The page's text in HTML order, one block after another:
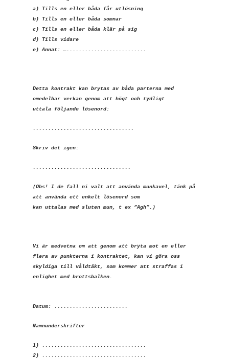
a) Tills en eller båda får utlösning
b) Tills en eller båda somnar
c) Tills en eller båda klär på sig
d) Tills vidare
e) Annat: …..........................
Detta kontrakt kan brytas av båda parterna med
omedelbar verkan genom att högt och tydligt
uttala följande lösenord:
.................................
Skriv det igen:
................................
(Obs! I de fall ni valt att använda munkavel, tänk på
att använda ett enkelt lösenord som
kan uttalas med sluten mun, t ex ”Agh”.)
Vi är medvetna om att genom att bryta mot en eller
flera av punkterna i kontraktet, kan vi göra oss
skyldiga till våldtäkt, som kommer att straffas i
enlighet med brottsbalken.
Datum: ........................
Namnunderskrifter
1) ..................................
2) ..................................